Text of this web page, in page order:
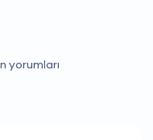
yorumları